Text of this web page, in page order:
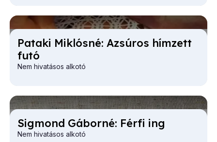
Pa­ta­ki Mik­lós­né: Azsú­ros hím­zett
fu­tó
Nem hivatásos alkotó
Sig­mond Gá­bor­né: Fér­fi ing
Nem hivatásos alkotó